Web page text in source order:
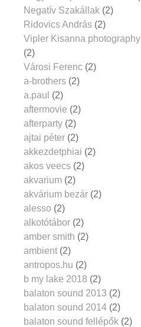
Negatív Szakállak (2)
Ridovics András (2)
Vipler Kisanna photography
(2)
Városi Ferenc (2)
a-brothers (2)
a.paul (2)
aftermovie (2)
afterparty (2)
ajtai péter (2)
akkezdetphiai (2)
akos veecs (2)
akvarium (2)
akvárium bezár (2)
alesso (2)
alkotótábor (2)
amber smith (2)
ambient (2)
antropos.hu (2)
b my lake 2018 (2)
balaton sound 2013 (2)
balaton sound 2014 (2)
balaton sound fellépők (2)